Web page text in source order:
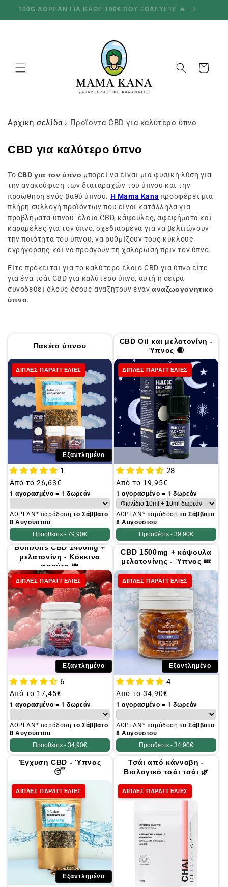
προχωρήστε
στο
100G ΔΩΡΕΑΝ ΓΙΑ ΚΑΘΕ 100€ ΠΟΥ ΞΟΔΕΥΕΤΕ 🔥
Καλάθι
Αρχική σελίδα › Προϊόντα CBD για καλύτερο ύπνο
Σ
λ
λ
ο
γ
ή
:
Π
ρ
ο
ϊ
α
CBD για καλύτερο ύπνο
Το CBD για τον ύπνο μπορεί να είναι μια φυσική λύση για
την ανακούφιση των διαταραχών του ύπνου και την
προώθηση ενός βαθύ ύπνου. Η Mama Kana προσφέρει μια
πλήρη συλλογή προϊόντων που είναι κατάλληλα για
προβλήματα ύπνου: έλαια CBD, κάψουλες, αφεψήματα και
καραμέλες για τον ύπνο, σχεδιασμένα για να βελτιώνουν
την ποιότητα του ύπνου, να ρυθμίζουν τους κύκλους
εγρήγορσης και να προάγουν τη χαλάρωση πριν τον ύπνο.
Είτε πρόκειται για το καλύτερο έλαιο CBD για ύπνο είτε
για ένα τσάι CBD για καλύτερο ύπνο, αυτή η σειρά
συνοδεύει όλους όσους αναζητούν έναναναζωογονητικό
ύπνο.
Πακέτο ύπνου
ΔΙΠΛΕΣ ΠΑΡΑΓΓΕΛΙΕΣ
Εξαντλημένο
1
Συνήθης
τιμή
Από το 26,63€
1 αγορασμένο = 1 δωρεάν
ΔΩΡΕΑΝ* παράδοσητο Σάββατο
8 Αυγούστου
Προσθέστε - 79,90€
CBD Oil και μελατονίνη -
Ύπνος 🌒
ΔΙΠΛΕΣ ΠΑΡΑΓΓΕΛΙΕΣ
28
Συνήθης
τιμή
Από το 19,95€
1 αγορασμένο = 1 δωρεάν
ΔΩΡΕΑΝ* παράδοσητο Σάββατο
8 Αυγούστου
Προσθέστε - 39,90€
Bonbons CBD 1400mg +
μελατονίνη - Κόκκινα
φρούτα 🫐
ΔΙΠΛΕΣ ΠΑΡΑΓΓΕΛΙΕΣ
Εξαντλημένο
6
Συνήθης
τιμή
Από το 17,45€
1 αγορασμένο = 1 δωρεάν
ΔΩΡΕΑΝ* παράδοσητο Σάββατο
8 Αυγούστου
Προσθέστε - 34,90€
CBD 1500mg + κάψουλα
μελατονίνης - Ύπνος 💤
ΔΙΠΛΕΣ ΠΑΡΑΓΓΕΛΙΕΣ
Εξαντλημένο
4
Συνήθης
τιμή
Από το 34,90€
1 αγορασμένο = 1 δωρεάν
ΔΩΡΕΑΝ* παράδοσητο Σάββατο
8 Αυγούστου
Προσθέστε - 34,90€
Έγχυση CBD - Ύπνος
😴
ΔΙΠΛΕΣ ΠΑΡΑΓΓΕΛΙΕΣ
Εξαντλημένο
Τσάι από κάνναβη -
Βιολογικό τσάι τσάι 🌿
ΔΙΠΛΕΣ ΠΑΡΑΓΓΕΛΙΕΣ